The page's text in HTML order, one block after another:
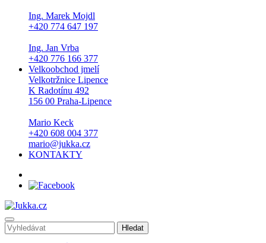
Ing. Marek Mojdl
+420 774 647 197
Ing. Jan Vrba
+420 776 166 377
Velkoobchod jmelí
Velkotržnice Lipence
K Radotínu 492
156 00 Praha-Lipence
Mario Keck
+420 608 004 377
mario@jukka.cz
KONTAKTY